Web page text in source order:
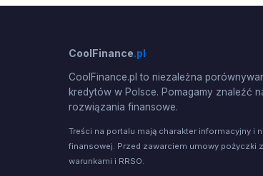
CoolFinance.pl
CoolFinance.pl to niezależna
kredytów w Polsce. Pomagamy znaleźć
rozwiązania finansowe.
Treści na portalu mają charakter informacyjny i
finansowej. Przed zawarciem umowy pożyczki
warunkami i RRSO.